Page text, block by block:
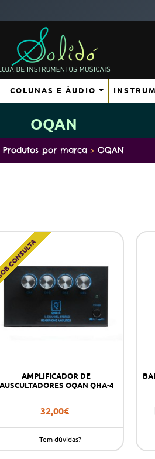
COLUNAS E ÁUDIO
OQAN
Produtos por marca OQAN
CONSULTA
AMPLIFICADOR DE
AUSCULTADORES OQAN QHA-4
32,00€
Tem dúvidas?